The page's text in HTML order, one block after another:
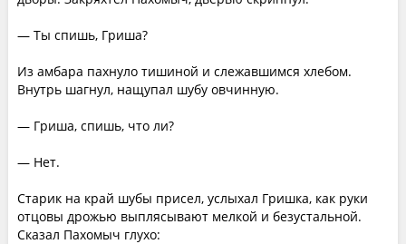
— Ты спишь, Гриша?
Из амбара пахнуло тишиной и слежавшимся хлебом.
Внутрь шагнул, нащупал шубу овчинную.
— Гриша, спишь, что ли?
— Нет.
Старик на край шубы присел, услыхал Гришка, как руки
отцовы дрожью выплясывают мелкой и безустальной.
Сказал Пахомыч глухо: